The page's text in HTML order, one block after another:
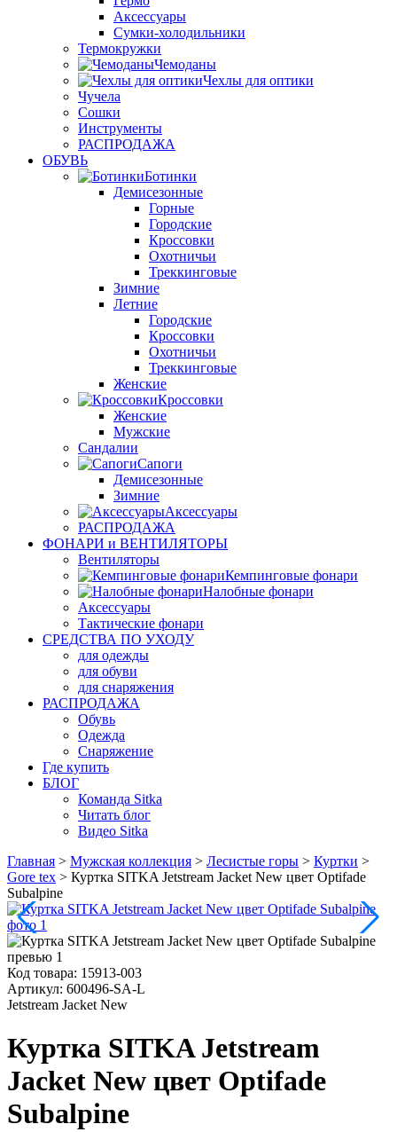
Аксессуары
Сумки-холодильники
Термокружки
Чемоданы
Чехлы для оптики
Чучела
Сошки
Инструменты
РАСПРОДАЖА
ОБУВЬ
Ботинки
Демисезонные
Горные
Городские
Кроссовки
Охотничьи
Треккинговые
Зимние
Летние
Городские
Кроссовки
Охотничьи
Треккинговые
Женские
Кроссовки
Женские
Мужские
Сандалии
Сапоги
Демисезонные
Зимние
Аксессуары
РАСПРОДАЖА
ФОНАРИ и ВЕНТИЛЯТОРЫ
Вентиляторы
Кемпинговые фонари
Налобные фонари
Аксессуары
Тактические фонари
СРЕДСТВА ПО УХОДУ
для одежды
для обуви
для снаряжения
РАСПРОДАЖА
Обувь
Одежда
Снаряжение
Где купить
БЛОГ
Команда Sitka
Читать блог
Видео Sitka
Главная > Мужская коллекция > Лесистые горы > Куртки >
Gore tex > Куртка SITKA Jetstream Jacket New цвет Optifade
Subalpine
Код товара: 15913-003
Артикул: 600496-SA-L
Jetstream Jacket New
Куртка SITKA Jetstream
Jacket New цвет Optifade
Subalpine